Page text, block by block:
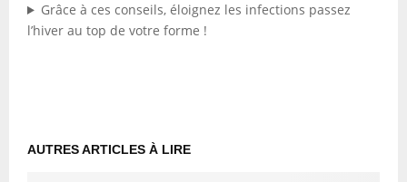
Grâce à ces conseils, éloignez les infections passez
l’hiver au top de votre forme !
AUTRES ARTICLES À LIRE